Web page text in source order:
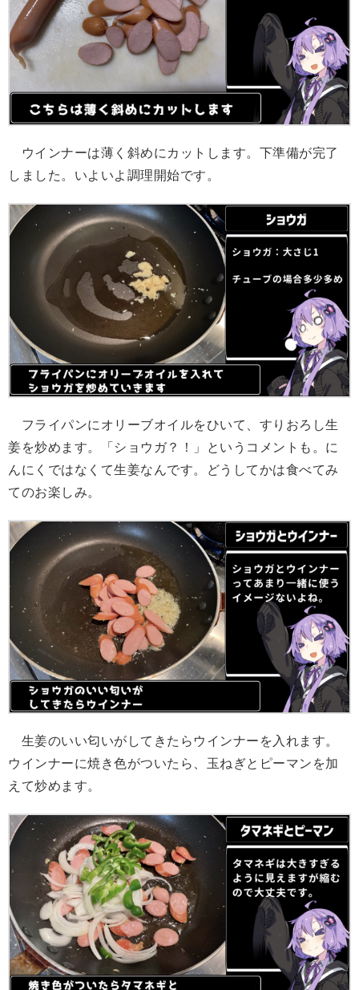
ウインナーは薄く斜めにカットします。下準備が完了
しました。いよいよ調理開始です。
フライパンにオリーブオイルをひいて、すりおろし生
姜を炒めます。「ショウガ？！」というコメントも。に
んにくではなくて生姜なんです。どうしてかは食べてみ
てのお楽しみ。
生姜のいい匂いがしてきたらウインナーを入れます。
ウインナーに焼き色がついたら、玉ねぎとピーマンを加
えて炒めます。